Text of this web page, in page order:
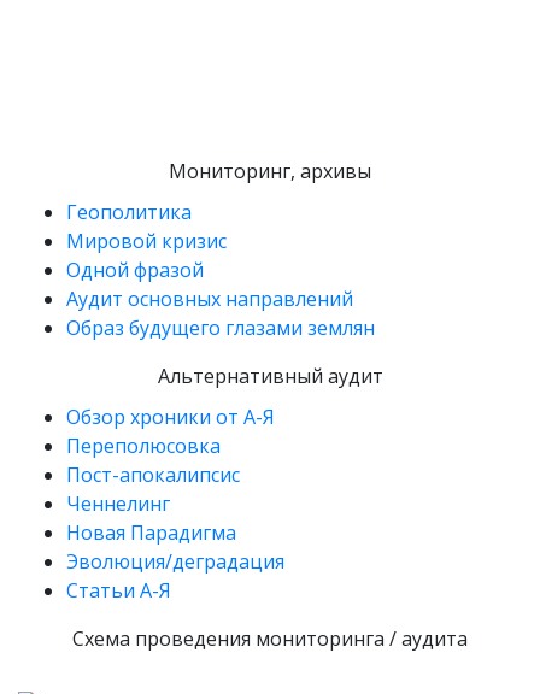
Мониторинг, архивы
Геополитика
Мировой кризис
Одной фразой
Аудит основных направлений
Образ будущего глазами землян
Альтернативный аудит
Обзор хроники от А-Я
Переполюсовка
Пост-апокалипсис
Ченнелинг
Новая Парадигма
Эволюция/деградация
Статьи А-Я
Схема проведения мониторинга / аудита